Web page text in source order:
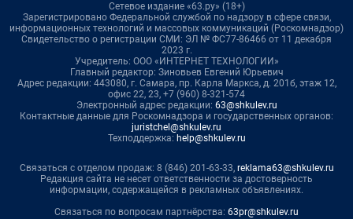
Сетевое издание «63.ру» (18+)
Зарегистрировано Федеральной службой по надзору в сфере связи,
информационных технологий и массовых коммуникаций (Роскомнадзор)
Свидетельство о регистрации СМИ: ЭЛ № ФС77-86466 от 11 декабря
2023 г.
Учредитель: ООО «ИНТЕРНЕТ ТЕХНОЛОГИИ»
Главный редактор: Зиновьев Евгений Юрьевич
Адрес редакции: 443080, г. Самара, пр. Карла Маркса, д. 201б, этаж 12,
офис 22, 23, +7 (960) 8-321-574
Электронный адрес редакции: 63@shkulev.ru
Контактные данные для Роскомнадзора и государственных органов:
juristchel@shkulev.ru
Техподдержка: help@shkulev.ru
Связаться с отделом продаж: 8 (846) 201-63-33, reklama63@shkulev.ru
Редакция сайта не несет ответственности за достоверность
информации, содержащейся в рекламных объявлениях.
Связаться по вопросам партнёрства: 63pr@shkulev.ru